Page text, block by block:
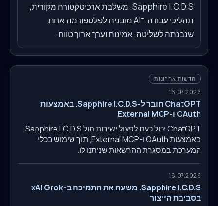
Sapphire I.C.D.S. משלבת ארכיטקטורה מקורית,
תהליכי עבודה ו־AI מובנית לפלטפורמה אחת
שנבנתה לשליטה, אמינות וערך ארוך טווח.
חדשות אחרונות
16.07.2026
ChatGPT חובר ל-Sapphire I.C.D.S. באמצעות
OAuth ו-External MCP
ChatGPT יכול כעת לפעול ישירות מול Sapphire I.C.D.S.
באמצעות OAuth ו-External MCP, תוך שימוש בכלי
המערכת במסגרת ההרשאות שניתנו לו.
16.07.2026
Sapphire I.C.D.S. משעה את התמיכה ב-xAI Grok
בסביבת הייצור